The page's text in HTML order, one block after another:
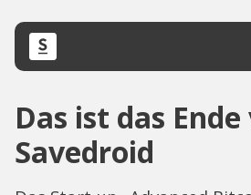
Das ist das Ende
Savedroid